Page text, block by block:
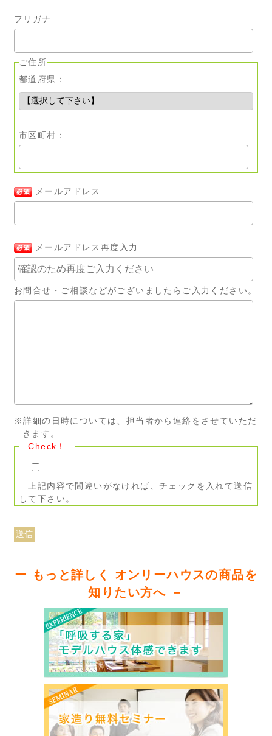
フリガナ
ご住所
都道府県：
市区町村：
メールアドレス
メールアドレス再度入力
お問合せ・ご相談などがございましたらご入力ください。
※詳細の日時については、担当者から連絡をさせていただ
きます。
Check！
上記内容で間違いがなければ、チェックを入れて送信
して下さい。
ー もっと詳しく オンリーハウスの商品を
知りたい方へ －